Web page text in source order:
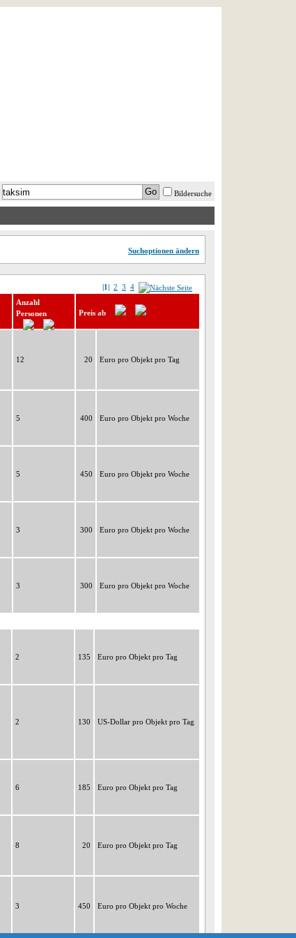
Bildersuche
Suchoptionen ändern
|1| 2 3 4
Anzahl
Personen
Preis ab
12 20 Euro pro Objekt pro Tag
5 400 Euro pro Objekt pro Woche
5 450 Euro pro Objekt pro Woche
3 300 Euro pro Objekt pro Woche
3 300 Euro pro Objekt pro Woche
2 135 Euro pro Objekt pro Tag
2 130 US-Dollar pro Objekt pro Tag
6 185 Euro pro Objekt pro Tag
8 20 Euro pro Objekt pro Tag
3 450 Euro pro Objekt pro Woche